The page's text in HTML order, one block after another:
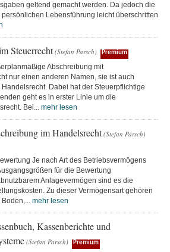
geltend gemacht werden. Da jedoch die
Lebensführung leicht überschritten
Steuerrecht (Stefan Parsch) Premium
Abschreibung mit
nur einen anderen Namen, sie ist auch
Dabei hat der Steuerpflichtige
geht es in erster Linie um die
Bei... mehr lesen
im Handelsrecht (Stefan Parsch)
Je nach Art des Betriebsvermögens
für die Bewertung
Anlagevermögen sind es die
Zu dieser Vermögensart gehören
mehr lesen
Kassenberichte und
(Stefan Parsch) Premium